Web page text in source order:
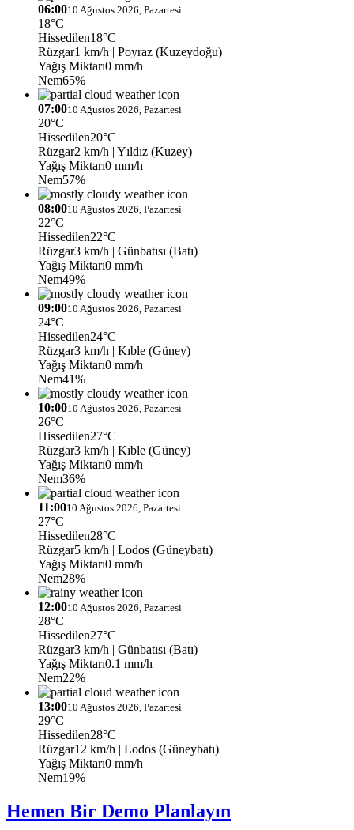
06:0010 Ağustos 2026, Pazartesi
18°C
Hissedilen18°C
Rüzgar1 km/h | Poyraz (Kuzeydoğu)
Yağış Miktarı0 mm/h
Nem65%
07:0010 Ağustos 2026, Pazartesi
20°C
Hissedilen20°C
Rüzgar2 km/h | Yıldız (Kuzey)
Yağış Miktarı0 mm/h
Nem57%
08:0010 Ağustos 2026, Pazartesi
22°C
Hissedilen22°C
Rüzgar3 km/h | Günbatısı (Batı)
Yağış Miktarı0 mm/h
Nem49%
09:0010 Ağustos 2026, Pazartesi
24°C
Hissedilen24°C
Rüzgar3 km/h | Kıble (Güney)
Yağış Miktarı0 mm/h
Nem41%
10:0010 Ağustos 2026, Pazartesi
26°C
Hissedilen27°C
Rüzgar3 km/h | Kıble (Güney)
Yağış Miktarı0 mm/h
Nem36%
11:0010 Ağustos 2026, Pazartesi
27°C
Hissedilen28°C
Rüzgar5 km/h | Lodos (Güneybatı)
Yağış Miktarı0 mm/h
Nem28%
12:0010 Ağustos 2026, Pazartesi
28°C
Hissedilen27°C
Rüzgar3 km/h | Günbatısı (Batı)
Yağış Miktarı0.1 mm/h
Nem22%
13:0010 Ağustos 2026, Pazartesi
29°C
Hissedilen28°C
Rüzgar12 km/h | Lodos (Güneybatı)
Yağış Miktarı0 mm/h
Nem19%
Hemen Bir Demo Planlayın